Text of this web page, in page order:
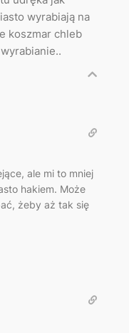
wyrabiają na
koszmar chleb
ale mi to mniej
hakiem. Może
żeby aż tak się